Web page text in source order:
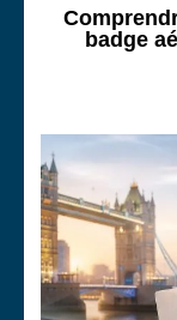
badge